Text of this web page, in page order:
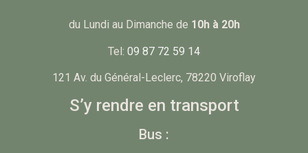
du Lundi au Dimanche de 10h à 20h
Tel: 09 87 72 59 14
121 Av. du Général-Leclerc, 78220 Viroflay
S’y rendre en transport
Bus :